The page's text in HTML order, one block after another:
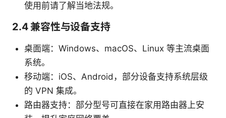
使用前请了解当地法规。
2.4 兼容性与设备支持
桌面端：Windows、macOS、Linux 等主流桌面
系统。
移动端：iOS、Android，部分设备支持系统层级
的 VPN 集成。
路由器支持：部分型号可直接在家用路由器上安